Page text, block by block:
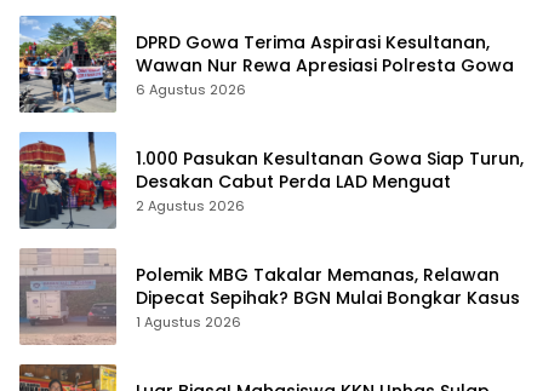
DPRD Gowa Terima Aspirasi Kesultanan,
Wawan Nur Rewa Apresiasi Polresta Gowa
6 Agustus 2026
1.000 Pasukan Kesultanan Gowa Siap Turun,
Desakan Cabut Perda LAD Menguat
2 Agustus 2026
Polemik MBG Takalar Memanas, Relawan
Dipecat Sepihak? BGN Mulai Bongkar Kasus
1 Agustus 2026